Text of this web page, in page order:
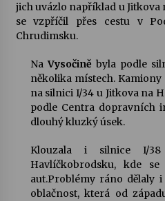
Pozvánka na
šedesátka: 28.
Letní koncerty
Jenakaši
28. 7. 2026
23. 7. 2026
Letní koncerty
jich uvázlo například u
se vzpříčil přes cestu v
Chrudimsku.
NaVysočině byla podle
několika místech.
na silnici I/34 u Jitkova na
podle Centra dopravních
dlouhý kluzký úsek.
Klouzala i silnice I/
Havlíčkobrodsku, kde
aut.Problémy ráno dělaly
oblačnost, která od